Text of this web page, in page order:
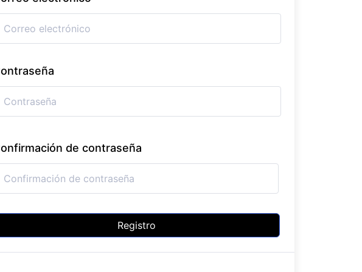
de contraseña
Registro